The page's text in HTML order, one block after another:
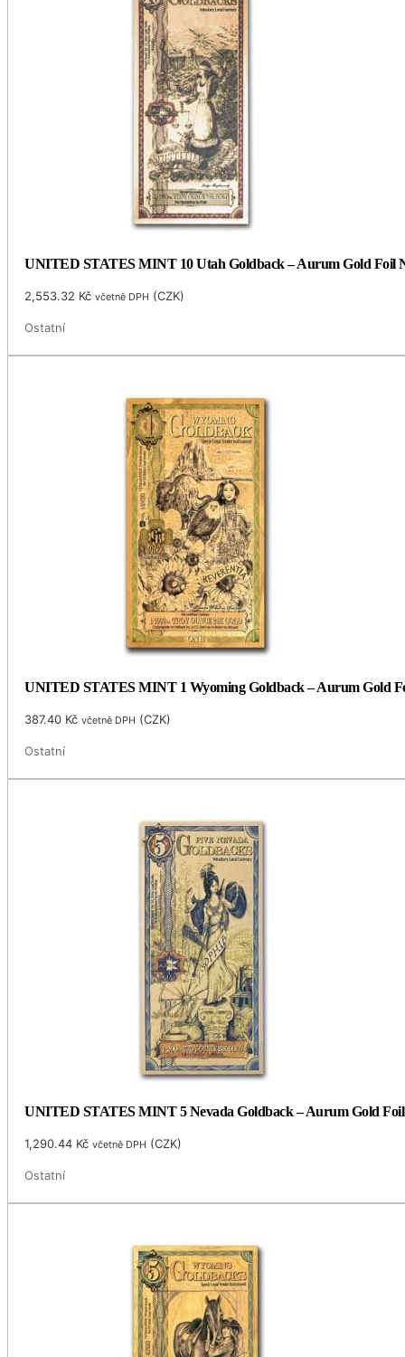
UNITED STATES MINT 10 Utah Goldback – Aurum Gold Foil
2,553.32 Kč včetně DPH (CZK)
Ostatní
UNITED STATES MINT 1 Wyoming Goldback – Aurum Gold
387.40 Kč včetně DPH (CZK)
Ostatní
UNITED STATES MINT 5 Nevada Goldback – Aurum Gold Foil
1,290.44 Kč včetně DPH (CZK)
Ostatní